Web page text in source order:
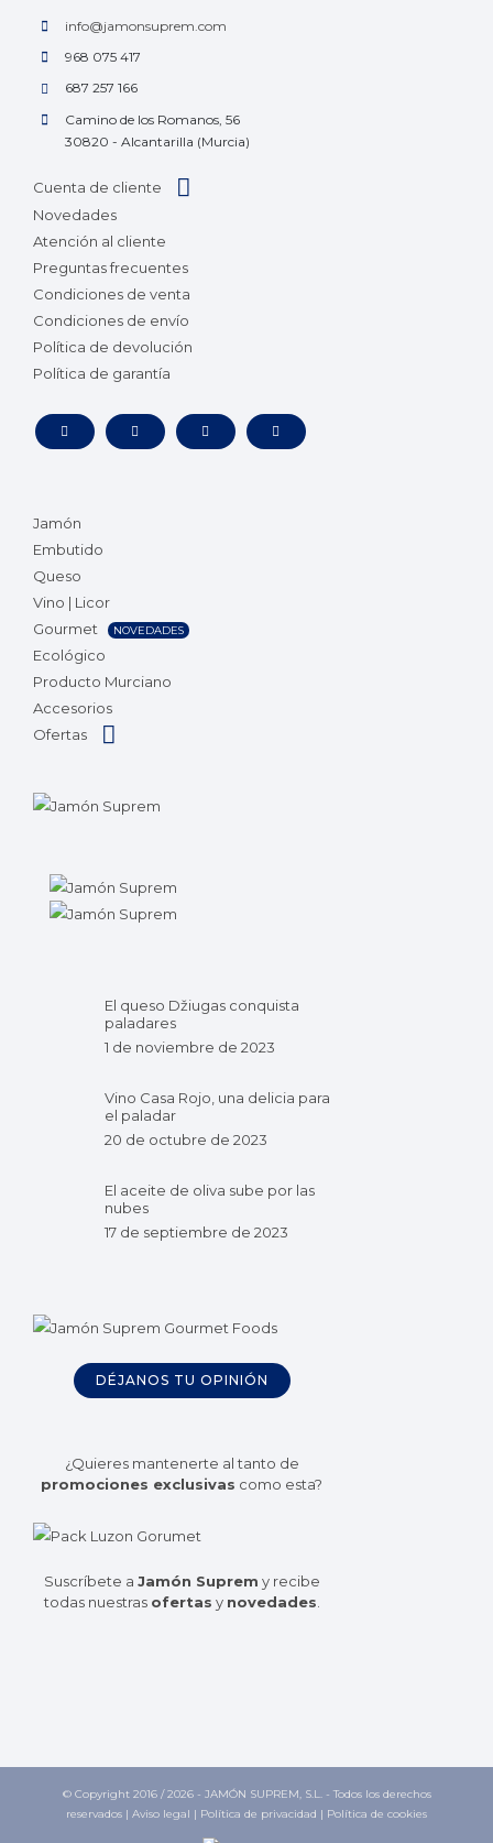
info@jamonsuprem.com
968 075 417
687 257 166
Camino de los Romanos, 56
30820 - Alcantarilla (Murcia)
Cuenta de cliente
Novedades
Atención al cliente
Preguntas frecuentes
Condiciones de venta
Condiciones de envío
Política de devolución
Política de garantía
Jamón
Embutido
Queso
Vino | Licor
Gourmet
NOVEDADES
Ecológico
Producto Murciano
Accesorios
Ofertas
El queso Džiugas conquista
paladares
1 de noviembre de 2023
Vino Casa Rojo, una delicia para
el paladar
20 de octubre de 2023
El aceite de oliva sube por las
nubes
17 de septiembre de 2023
DÉJANOS TU OPINIÓN
¿Quieres mantenerte al tanto de
promociones exclusivas como esta?
Suscríbete a Jamón Suprem y recibe
todas nuestras ofertas y novedades
© Copyright 2016 /2026 - JAMÓN SUPREM, S.L. - Todos los derechos
reservados | Aviso legal | Política de privacidad | Política de cookies